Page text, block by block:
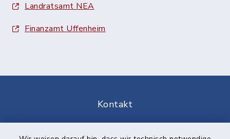
Landratsamt NEA
Finanzamt Uffenheim
Kontakt